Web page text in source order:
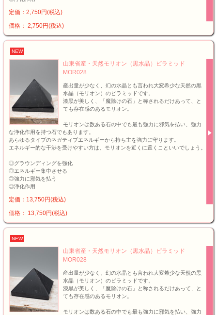
定価：2,750円(税込)
価格： 2,750円(税込)
NEW
山東省産・天然モリオン（黒水晶）ピラミッド
MOR028
産出量が少なく、幻の水晶とも言われ大変希少な天然の黒
水晶（モリオン）のピラミッドです。
漆黒が美しく、「魔除けの石」と称されるだけあって、と
ても存在感のあるモリオン。
モリオンは数ある石の中でも最も強力に邪気を払い、強力
な浄化作用を持つ石でもあります。
あらゆるタイプのネガティブエネルギーから持ち主を強力に守ります。
エネルギー的な干渉を受けやすい方は、モリオンを近くに置くこといいでしょう。
◎グラウンディングを強化
◎エネルギー集中させる
◎強力に邪気を払う
◎浄化作用
定価：13,750円(税込)
価格： 13,750円(税込)
NEW
山東省産・天然モリオン（黒水晶）ピラミッド
MOR028
産出量が少なく、幻の水晶とも言われ大変希少な天然の黒
水晶（モリオン）のピラミッドです。
漆黒が美しく、「魔除けの石」と称されるだけあって、と
ても存在感のあるモリオン。
モリオンは数ある石の中でも最も強力に邪気を払い、強力